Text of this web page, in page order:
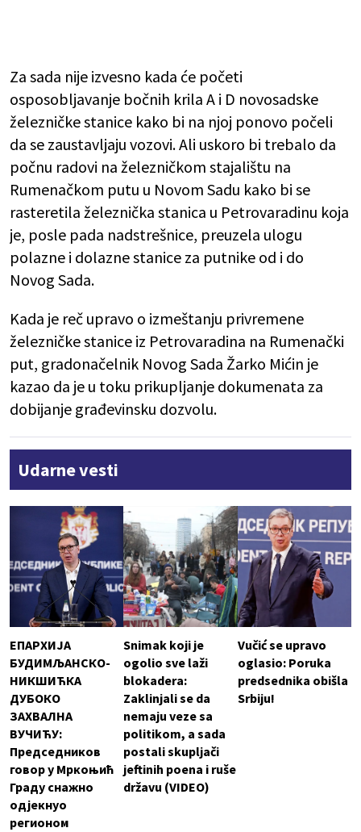
Za sada nije izvesno kada će početi
osposobljavanje bočnih krila A i D novosadske
železničke stanice kako bi na njoj ponovo počeli
da se zaustavljaju vozovi. Ali uskoro bi trebalo da
počnu radovi na železničkom stajalištu na
Rumenačkom putu u Novom Sadu kako bi se
rasteretila železnička stanica u Petrovaradinu koja
je, posle pada nadstrešnice, preuzela ulogu
polazne i dolazne stanice za putnike od i do
Novog Sada.
Kada je reč upravo o izmeštanju privremene
železničke stanice iz Petrovaradina na Rumenački
put, gradonačelnik Novog Sada Žarko Mićin je
kazao da je u toku prikupljanje dokumenata za
dobijanje građevinsku dozvolu.
Udarne vesti
ЕПАРХИЈА
БУДИМЉАНСКО-
НИКШИЋКА
ДУБОКО
ЗАХВАЛНА
ВУЧИЋУ:
Председников
говор у Мркоњић
Граду снажно
одјекнуо
регионом
Snimak koji je
ogolio sve laži
blokadera:
Zaklinjali se da
nemaju veze sa
politikom, a sada
postali skupljači
jeftinih poena i ruše
državu (VIDEO)
Vučić se upravo
oglasio: Poruka
predsednika obišla
Srbiju!